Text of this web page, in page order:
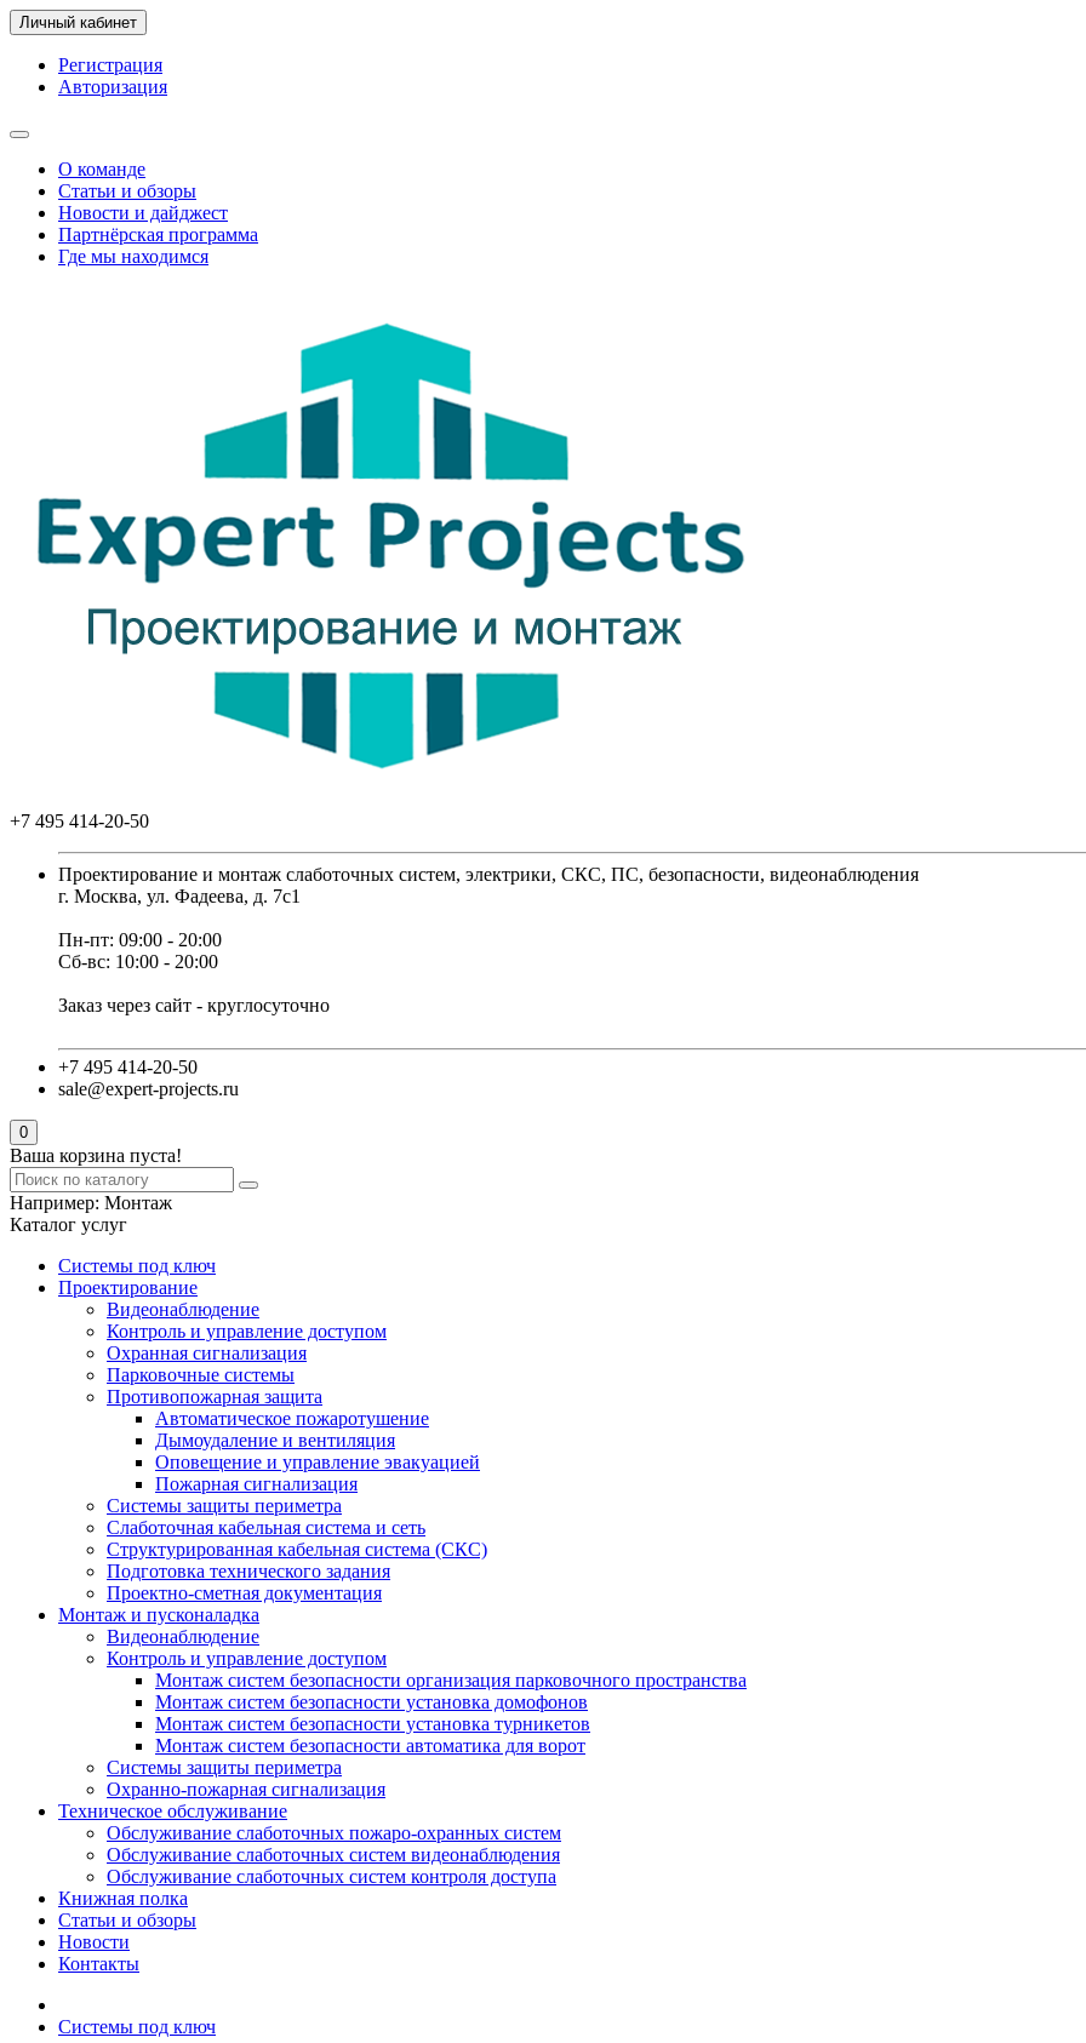
Личный кабинет
Регистрация
Авторизация
О команде
Статьи и обзоры
Новости и дайджест
Партнёрская программа
Где мы находимся
+7 495 414-20-50
Проектирование и монтаж слаботочных систем, электрики, СКС, ПС, безопасности, видеонаблюдения
г. Москва, ул. Фадеева, д. 7с1
Пн-пт: 09:00 - 20:00
Сб-вс: 10:00 - 20:00
Заказ через сайт - круглосуточно
+7 495 414-20-50
sale@expert-projects.ru
0
Ваша корзина пуста!
Например: Монтаж
Каталог услуг
Системы под ключ
Проектирование
Видеонаблюдение
Контроль и управление доступом
Охранная сигнализация
Парковочные системы
Противопожарная защита
Автоматическое пожаротушение
Дымоудаление и вентиляция
Оповещение и управление эвакуацией
Пожарная сигнализация
Системы защиты периметра
Слаботочная кабельная система и сеть
Структурированная кабельная система (СКС)
Подготовка технического задания
Проектно-сметная документация
Монтаж и пусконаладка
Видеонаблюдение
Контроль и управление доступом
Монтаж систем безопасности организация парковочного пространства
Монтаж систем безопасности установка домофонов
Монтаж систем безопасности установка турникетов
Монтаж систем безопасности автоматика для ворот
Системы защиты периметра
Охранно-пожарная сигнализация
Техническое обслуживание
Обслуживание слаботочных пожаро-охранных систем
Обслуживание слаботочных систем видеонаблюдения
Обслуживание слаботочных систем контроля доступа
Книжная полка
Статьи и обзоры
Новости
Контакты
Системы под ключ